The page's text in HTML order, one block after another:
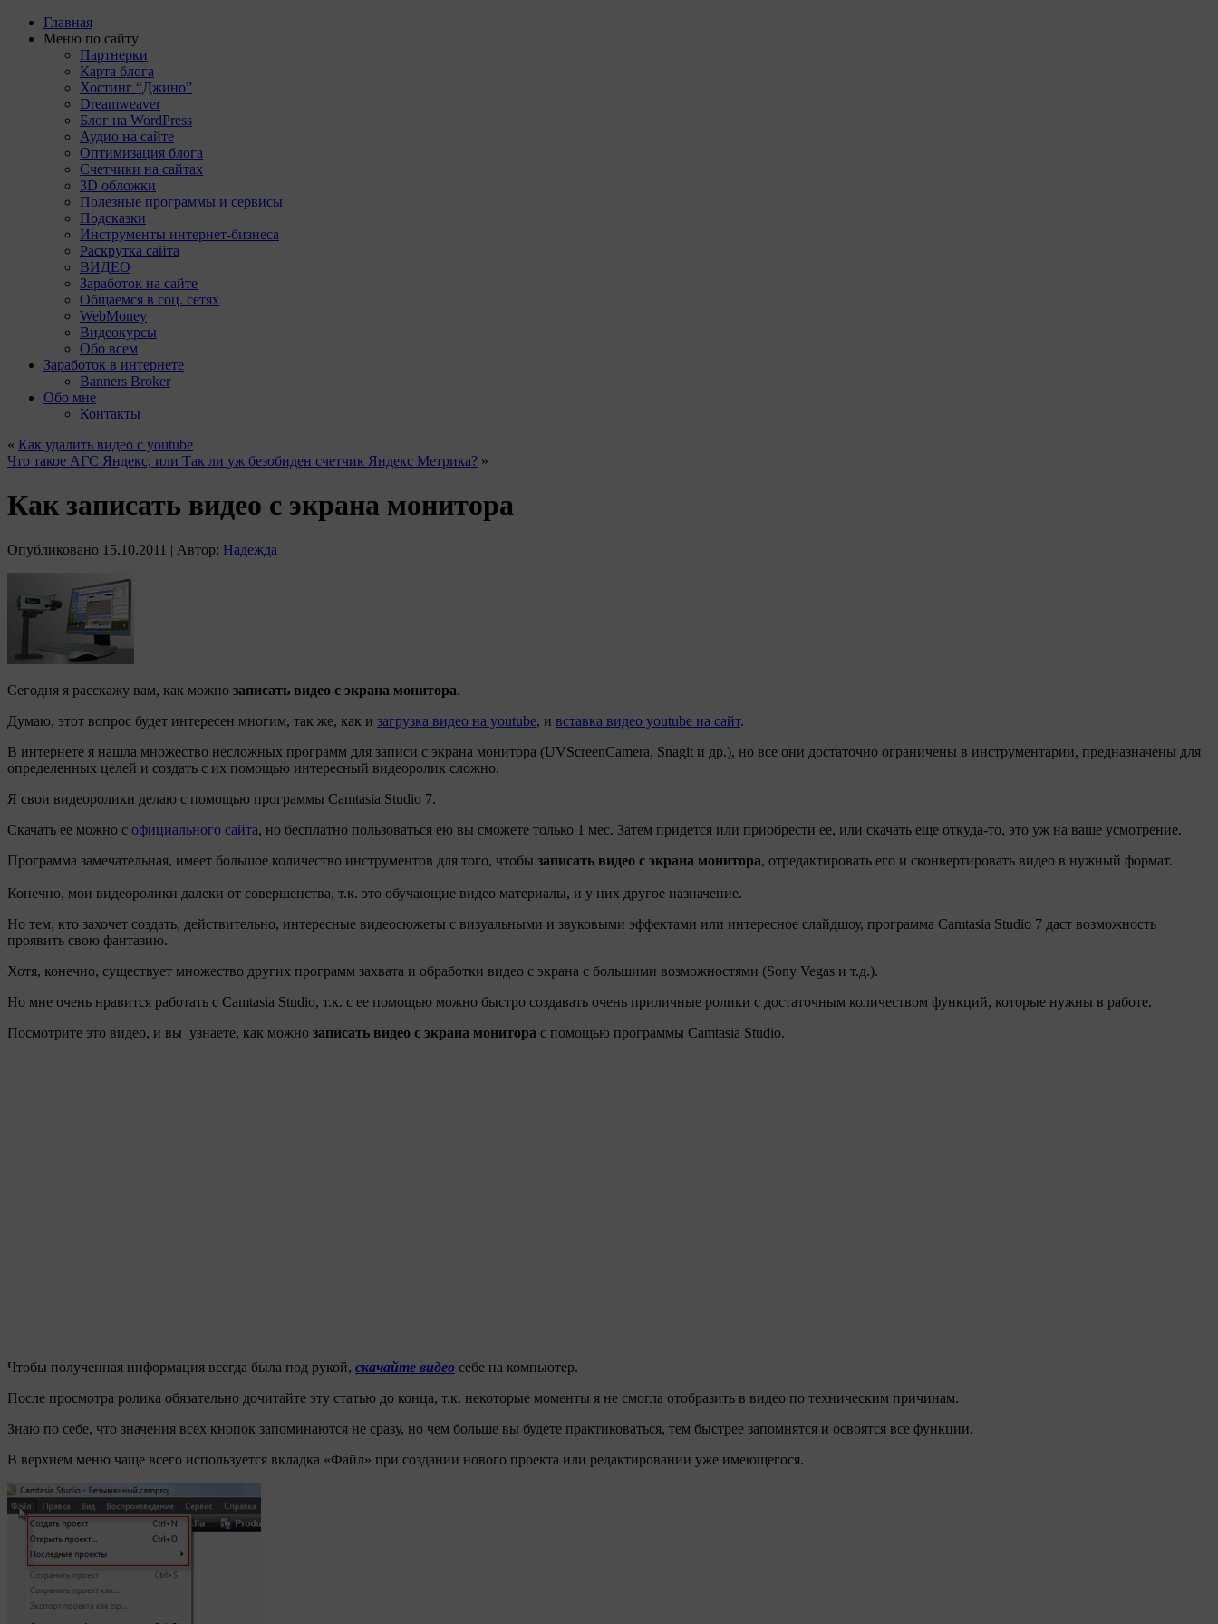
Главная
Меню по сайту
Партнерки
Карта блога
Хостинг “Джино”
Dreamweaver
Блог на WordPress
Аудио на сайте
Оптимизация блога
Счетчики на сайтах
3D обложки
Полезные программы и сервисы
Подсказки
Инструменты интернет-бизнеса
Раскрутка сайта
ВИДЕО
Заработок на сайте
Общаемся в соц. сетях
WebMoney
Видеокурсы
Обо всем
Заработок в интернете
Banners Broker
Обо мне
Контакты
« Как удалить видео с youtube
Что такое АГС Яндекс, или Так ли уж безобиден счетчик Яндекс Метрика? »
Как записать видео с экрана монитора
Опубликовано 15.10.2011 | Автор: Надежда
Сегодня я расскажу вам, как можно записать видео с экрана монитора.
Думаю, этот вопрос будет интересен многим, так же, как и загрузка видео на youtube, и вставка видео youtube на сайт.
В интернете я нашла множество несложных программ для записи с экрана монитора (UVScreenCamera, Snagit и др.), но все они достаточно ограничены в инструментарии, предназначены для
определенных целей и создать с их помощью интересный видеоролик сложно.
Я свои видеоролики делаю с помощью программы Camtasia Studio 7.
Скачать ее можно с официального сайта, но бесплатно пользоваться ею вы сможете только 1 мес. Затем придется или приобрести ее, или скачать еще откуда-то, это уж на ваше усмотрение.
Программа замечательная, имеет большое количество инструментов для того, чтобы записать видео с экрана монитора, отредактировать его и сконвертировать видео в нужный формат.
Конечно, мои видеоролики далеки от совершенства, т.к. это обучающие видео материалы, и у них другое назначение.
Но тем, кто захочет создать, действительно, интересные видеосюжеты с визуальными и звуковыми эффектами или интересное слайдшоу, программа Camtasia Studio 7 даст возможность
проявить свою фантазию.
Хотя, конечно, существует множество других программ захвата и обработки видео с экрана с большими возможностями (Sony Vegas и т.д.).
Но мне очень нравится работать с Camtasia Studio, т.к. с ее помощью можно быстро создавать очень приличные ролики с достаточным количеством функций, которые нужны в работе.
Посмотрите это видео, и вы узнаете, как можно записать видео с экрана монитора с помощью программы Camtasia Studio.
Чтобы полученная информация всегда была под рукой, скачайте видео себе на компьютер.
После просмотра ролика обязательно дочитайте эту статью до конца, т.к. некоторые моменты я не смогла отобразить в видео по техническим причинам.
Знаю по себе, что значения всех кнопок запоминаются не сразу, но чем больше вы будете практиковаться, тем быстрее запомнятся и освоятся все функции.
В верхнем меню чаще всего используется вкладка «Файл» при создании нового проекта или редактировании уже имеющегося.